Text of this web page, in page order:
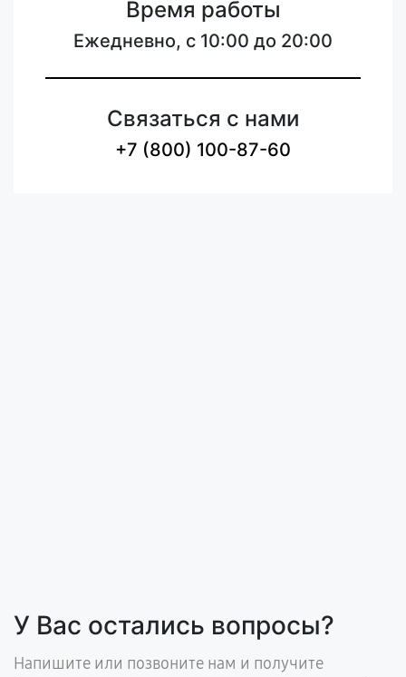
Время работы
Ежедневно, с 10:00 до 20:00
Связаться с нами
+7 (800) 100-87-60
У Вас остались вопросы?
Напишите или позвоните нам и получите